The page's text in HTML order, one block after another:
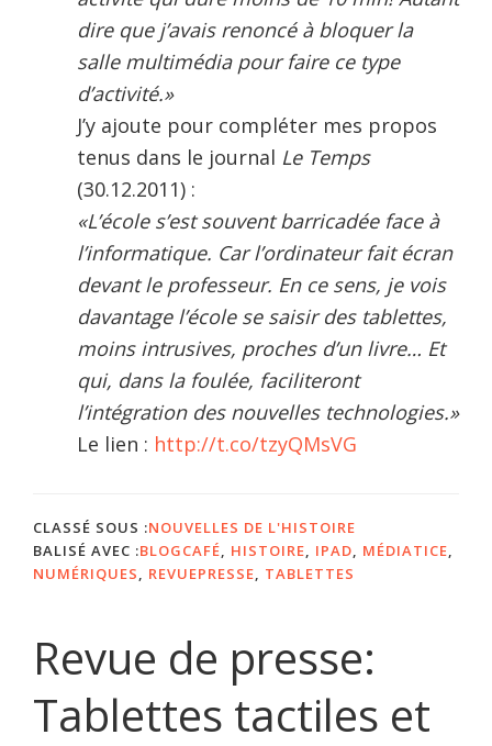
dire que j’avais renoncé à bloquer la
salle multimédia pour faire ce type
d’activité.»
J’y ajoute pour compléter mes propos
tenus dans le journal Le Temps
(30.12.2011) :
«L’école s’est souvent barricadée face à
l’informatique. Car l’ordinateur fait écran
devant le professeur. En ce sens, je vois
davantage l’école se saisir des tablettes,
moins intrusives, proches d’un livre… Et
qui, dans la foulée, faciliteront
l’intégration des nouvelles technologies.»
Le lien : http://t.co/tzyQMsVG
CLASSÉ SOUS :NOUVELLES DE L'HISTOIRE
BALISÉ AVEC :BLOGCAFÉ HISTOIRE IPAD MÉDIATICE
NUMÉRIQUES
REVUEPRESSE TABLETTES
Revue de presse:
Tablettes tactiles et